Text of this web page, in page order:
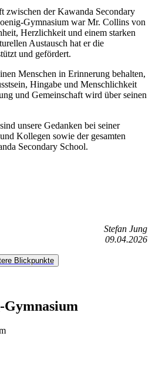
zwischen der Kawanda Secondary
Gymnasium war Mr. Collins von
Herzlichkeit und einem starken
Austausch hat er die
und gefördert.
Menschen in Erinnerung behalten,
Hingabe und Menschlichkeit
und Gemeinschaft wird über seinen
unsere Gedanken bei seiner
Kollegen sowie der gesamten
Secondary School.
Stefan Jung
09.04.2026
Blickpunkte